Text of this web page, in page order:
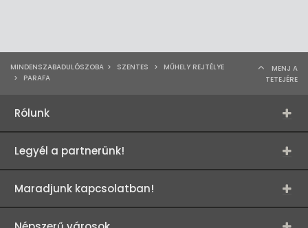
MINDENSZABADULÓSZOBA > SZENTES >
MŰHELY REJTÉLYE
>
PARAFA
MENJ A
TETEJÉRE
Rólunk
Legyél a partnerünk!
Maradjunk kapcsolatban!